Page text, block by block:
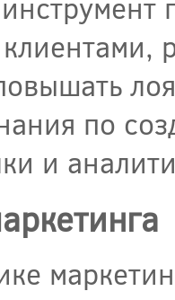
по
и